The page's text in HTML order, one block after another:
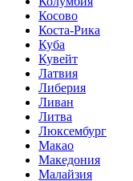
Косово
Коста-Рика
Куба
Кувейт
Латвия
Либерия
Ливан
Литва
Люксембург
Макао
Македония
Малайзия